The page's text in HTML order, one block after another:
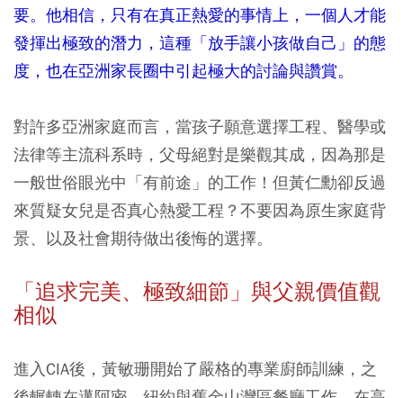
要。他相信，只有在真正熱愛的事情上，一個人才能
發揮出極致的潛力，這種「放手讓小孩做自己」的態
度，也在亞洲家長圈中引起極大的討論與讚賞。
對許多亞洲家庭而言，當孩子願意選擇工程、醫學或
法律等主流科系時，父母絕對是樂觀其成，因為那是
一般世俗眼光中「有前途」的工作！但黃仁勳卻反過
來質疑女兒是否真心熱愛工程？不要因為原生家庭背
景、以及社會期待做出後悔的選擇。
「追求完美、極致細節」與父親價值觀
相似
進入CIA後，黃敏珊開始了嚴格的專業廚師訓練，之